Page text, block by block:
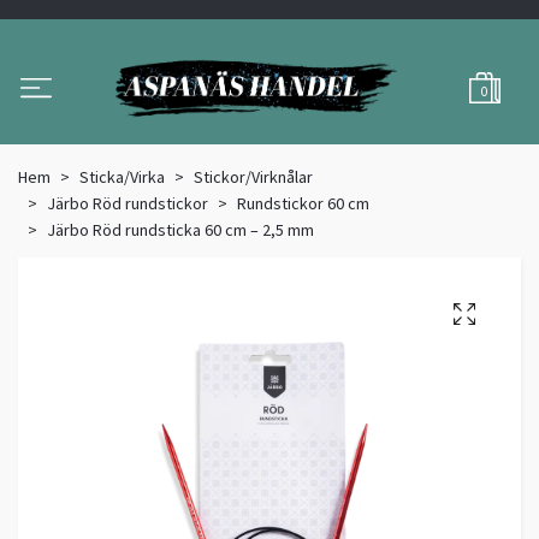
0
Hem Sticka/Virka
Stickor/Virknålar
Järbo Röd rundstickor
Rundstickor 60 cm
Järbo Röd rundsticka 60 cm – 2,5 mm